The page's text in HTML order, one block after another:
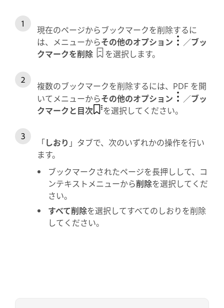
現在のページからブックマークを削除するに
は、メニューからその他のオプション ／ブッ
クマークを削除
を選択します。
複数のブックマークを削除するには、PDF を開
いてメニューからその他のオプション ／ブッ
クマークと目次
を選択してください。
「しおり 」タブで、次のいずれかの操作を行い
ます。
ブックマークされたページを長押しして、コ
ンテキストメニューから削除を選択してくだ
さい。
すべて削除を選択してすべてのしおりを削除
してください。